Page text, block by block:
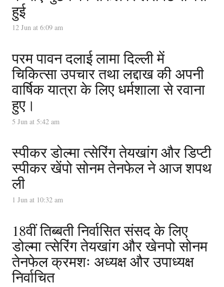
हुई
12 Jun at 6:09 am
परम पावन दलाई लामा दिल्ली में
चिकित्सा उपचार तथा लद्दाख की अपनी
वार्षिक यात्रा के लिए धर्मशाला से रवाना
हुए।
5 Jun at 5:42 am
स्पीकर डोल्मा त्सेरिंग तेयखांग और डिप्टी
स्पीकर खेंपो सोनम तेनफेल ने आज शपथ
ली
1 Jun at 10:32 am
18वीं तिब्बती निर्वासित संसद के लिए
डोल्मा त्सेरिंग तेयखांग और खेनपो सोनम
तेनफेल क्रमशः अध्यक्ष और उपाध्यक्ष
निर्वाचित